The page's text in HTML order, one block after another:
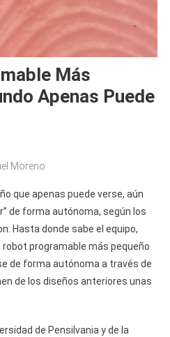
Más
Apenas Puede
Moreno
que apenas puede verse, aún
de forma autónoma, según los
Hasta donde sabe el equipo,
programable más pequeño
de forma autónoma a través de
de los diseños anteriores unas
de Pensilvania y de la